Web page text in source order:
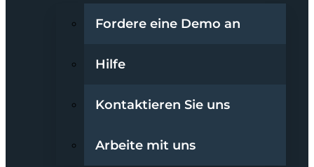
Fordere eine Demo an
Hilfe
Kontaktieren Sie uns
Arbeite mit uns